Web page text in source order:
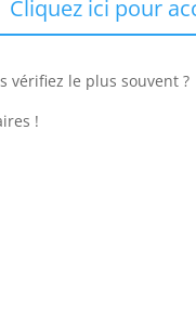
Cliquez ici pour
vérifiez le plus souvent ?
!